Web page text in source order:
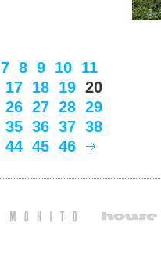
7 8 9 10 11
17 18 19 20
26 27 28 29
35 36 37 38
44 45 46